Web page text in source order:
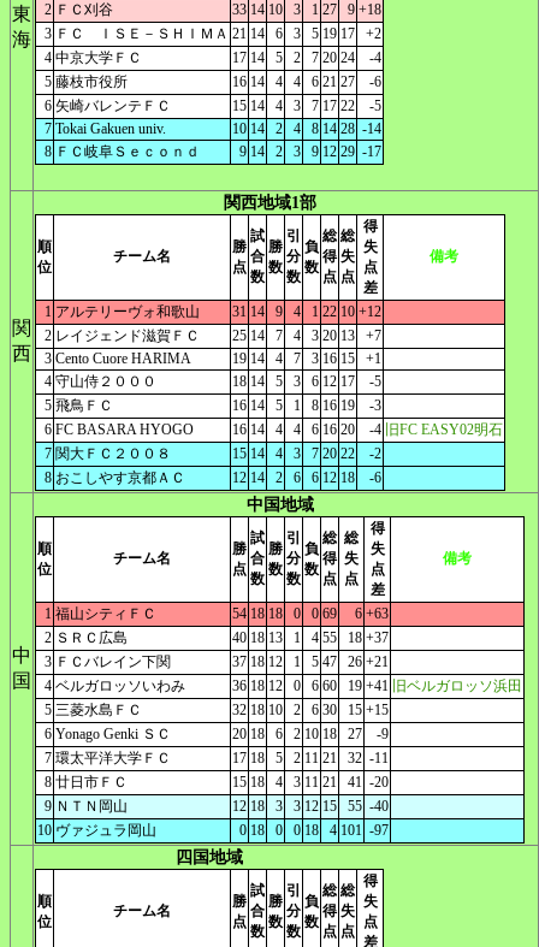
東
海
2 ＦＣ刈谷 33 14 10 3 1 27 9 +18
3 ＦＣ ＩＳＥ－ＳＨＩＭＡ 21 14 6 3 5 19 17
+2
4 中京大学ＦＣ 17 14 5 2 7 20 24
-4
5 藤枝市役所 16 14 4 4 6 21 27
-6
6 矢崎バレンテＦＣ 15 14 4 3 7 17 22
-5
7 Tokai Gakuen univ. 10 14 2 4 8 14 28 -14
8 ＦＣ岐阜Ｓｅｃｏｎｄ 9 14 2 3 9 12 29 -17
関
西
関西地域1部
順
位
チーム名
勝
点
試
合
数
勝
数
引
分
数
負
数
総
得
点
総
失
点
得
失
点
差
備考
1 アルテリーヴォ和歌山 31 14 9 4 1 22 10 +12
2 レイジェンド滋賀ＦＣ 25 14 7 4 3 20 13
+7
3 Cento Cuore HARIMA 19 14 4 7 3 16 15
+1
4 守山侍２０００ 18 14 5 3 6 12 17
-5
5 飛鳥ＦＣ 16 14 5 1 8 16 19
-3
6 FC BASARA HYOGO 16 14 4 4 6 16 20 -4 旧FC EASY02明石
7 関大ＦＣ２００８ 15 14 4 3 7 20 22
-2
8 おこしやす京都ＡＣ 12 14 2 6 6 12 18 -6
中
国
中国地域
順
位
チーム名
勝
点
試
合
数
勝
数
引
分
数
負
数
総
得
点
総
失
点
得
失
点
差
備考
1 福山シティＦＣ 54 18 18 0 0 69 6 +63
2 ＳＲＣ広島 40 18 13 1 4 55 18 +37
3 ＦＣバレイン下関 37 18 12 1 5 47 26 +21
4 ベルガロッソいわみ 36 18 12 0 6 60 19 +41 旧ベルガロッソ浜田
5 三菱水島ＦＣ 32 18 10 2 6 30 15 +15
6 Yonago Genki ＳＣ 20 18 6 2 10 18 27
-9
7 環太平洋大学ＦＣ 17 18 5 2 11 21 32 -11
8 廿日市ＦＣ 15 18 4 3 11 21 41 -20
9 ＮＴＮ岡山 12 18 3 3 12 15 55 -40
10 ヴァジュラ岡山 0 18 0 0 18 4 101 -97
四国地域
順
位
チーム名
勝
点
試
合
数
勝
数
引
分
数
負
数
総
得
点
総
失
点
得
失
点
差